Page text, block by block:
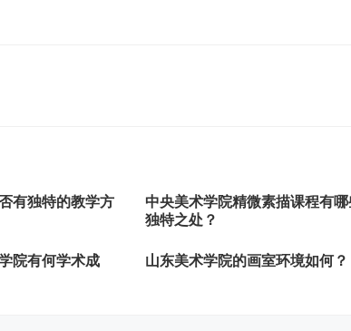
有独特的教学方
中央美术学院精微素描课程有
独特之处？
院有何学术成
山东美术学院的画室环境如何？